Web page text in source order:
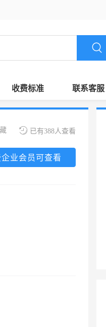
收费标准 联系客服
已有388人查看
业会员可查看